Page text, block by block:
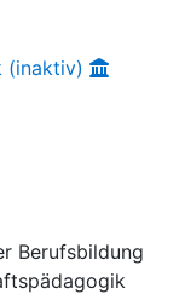
(inaktiv)
Berufsbildung